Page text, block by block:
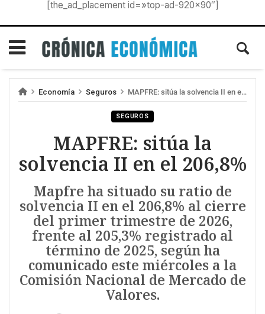
[the_ad_placement id=»top-ad-920×90″]
Economía Seguros MAPFRE: sitúa la solvencia II en el 206,8%
SEGUROS
MAPFRE: sitúa la
solvencia II en el 206,8%
Mapfre ha situado su ratio de
solvencia II en el 206,8% al cierre
del primer trimestre de 2026,
frente al 205,3% registrado al
término de 2025, según ha
comunicado este miércoles a la
Comisión Nacional de Mercado de
Valores.